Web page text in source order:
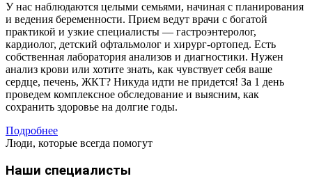
У нас наблюдаются целыми семьями, начиная с планирования
и ведения беременности. Прием ведут врачи с богатой
практикой и узкие специалисты — гастроэнтеролог,
кардиолог, детский офтальмолог и хирург-ортопед. Есть
собственная лаборатория анализов и диагностики. Нужен
анализ крови или хотите знать, как чувствует себя ваше
сердце, печень, ЖКТ? Никуда идти не придется! За 1 день
проведем комплексное обследование и выясним, как
сохранить здоровье на долгие годы.
Подробнее
Люди, которые всегда помогут
Наши специалисты